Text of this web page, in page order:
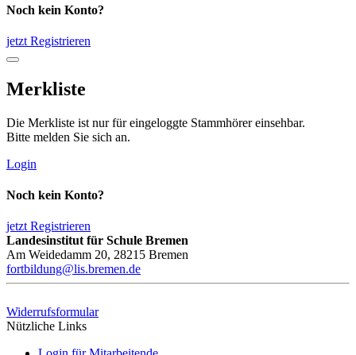
Noch kein Konto?
jetzt Registrieren
Merkliste
Die Merkliste ist nur für eingeloggte Stammhörer einsehbar.
Bitte melden Sie sich an.
Login
Noch kein Konto?
jetzt Registrieren
Landesinstitut für Schule Bremen
Am Weidedamm 20, 28215 Bremen
fortbildung@lis.bremen.de
Widerrufsformular
Nützliche Links